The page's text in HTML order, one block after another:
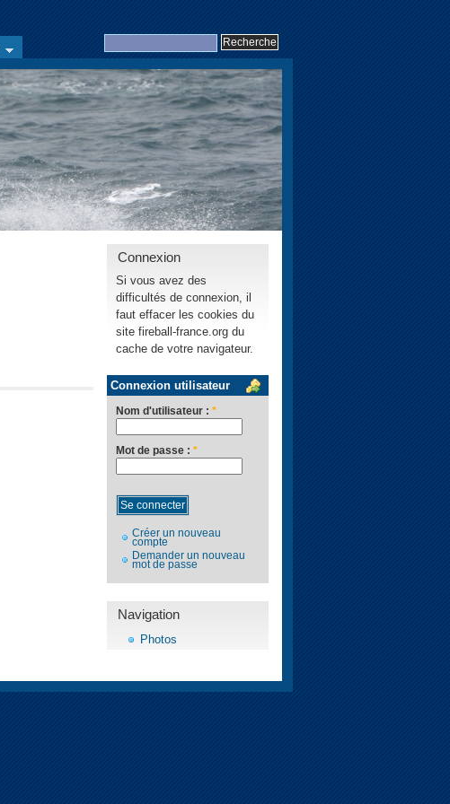
Connexion
Si vous avez des
difficultés de connexion, il
faut effacer les cookies du
site fireball-france.org du
cache de votre navigateur.
Connexion utilisateur
Nom d'utilisateur : *
Mot de passe : *
Créer un nouveau
compte
Demander un nouveau
mot de passe
Navigation
Photos